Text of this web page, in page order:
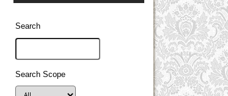
Search
Search Scope